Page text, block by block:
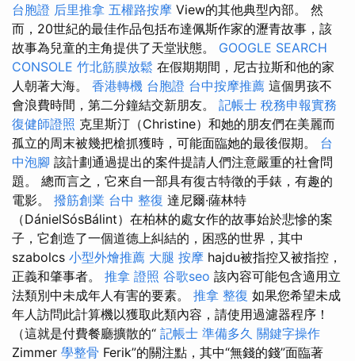
台胞證 后里推拿 五權路按摩 View的其他典型內部。 然
而，20世紀的最佳作品包括布達佩斯作家的瀝青故事，該
故事為兒童的主角提供了天堂狀態。 GOOGLE SEARCH
CONSOLE 竹北筋膜放鬆 在假期期間，尼古拉斯和他的家
人朝著大海。 香港轉機 台胞證 台中按摩推薦 這個男孩不
會浪費時間，第二分鐘結交新朋友。 記帳士 稅務申報實務
復健師證照 克里斯汀（Christine）和她的朋友們在美麗而
孤立的周末被幾把槍抓獲時，可能面臨她的最後假期。 台
中泡腳 該計劃通過提出的案件提請人們注意嚴重的社會問
題。 總而言之，它來自一部具有復古特徵的手錶，有趣的
電影。 撥筋創業 台中 整復 達尼爾·薩林特
（DánielSósBálint）在柏林的處女作的故事始於悲慘的案
子，它創造了一個道德上糾結的，困惑的世界，其中
szabolcs 小型外燴推薦 大腿 按摩 hajdu被指控又被指控，
正義和肇事者。 推拿 證照 谷歌seo 該內容可能包含適用立
法類別中未成年人有害的要素。 推拿 整復 如果您希望未成
年人訪問此計算機以獲取此類內容，請使用過濾器程序！
（這就是付費餐廳擴散的“ 記帳士 準備多久 關鍵字操作
Zimmer 學整骨 Ferik”的關注點，其中“無錢的錢”面臨著